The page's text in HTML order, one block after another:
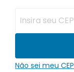
Não sei meu CEP